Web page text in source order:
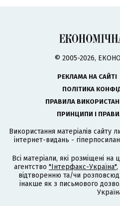
© 2005-2026,
РЕКЛАМА НА САЙТІ
ПОЛІТИКА
ПРАВИЛА
ПРИНЦИПИ І
Використання матеріалів сайту
інтернет-видань -
Всі матеріали, які розміщені на
агентство "Інтерфакс-Україна",
відтворенню та/чи
інакше як з письмового